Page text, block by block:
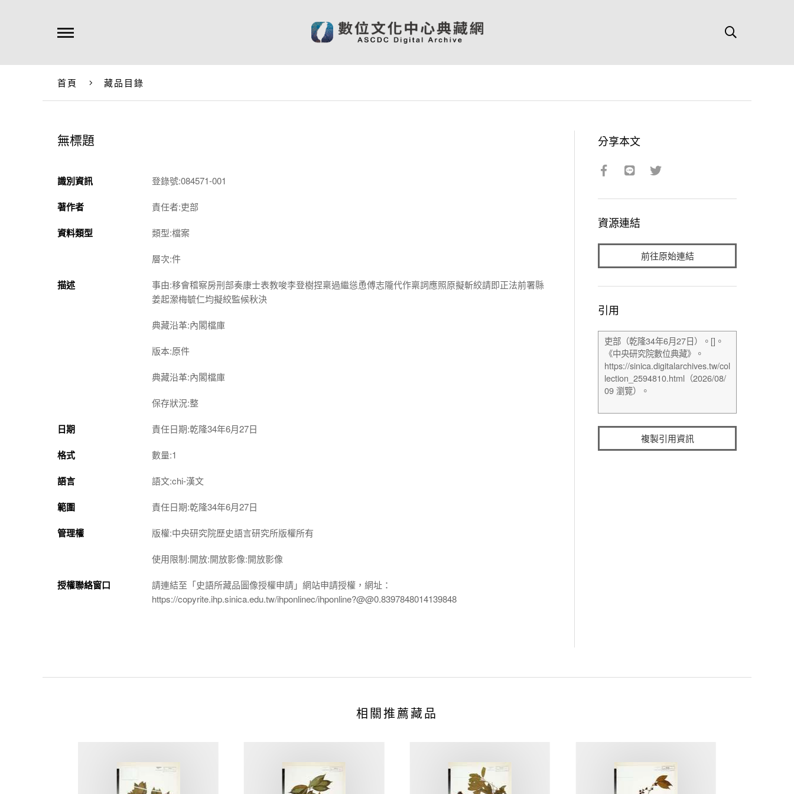
首頁 藏品目錄
無標題
識別資訊 登錄號:084571-001
著作者 責任者:吏部
資料類型 類型:檔案
層次:件
描述
事由:移會稽察房刑部奏康士表教唆李登樹捏稟過繼慫恿傅志隴代作稟詞應照原擬斬絞請即正法前署縣
姜起瀠梅毓仁均擬絞監候秋決
典藏沿革:內閣檔庫
版本:原件
典藏沿革:內閣檔庫
保存狀況:整
日期 責任日期:乾隆34年6月27日
格式 數量:1
語言 語文:chi-漢文
範圍 責任日期:乾隆34年6月27日
管理權 版權:中央研究院歷史語言研究所版權所有
使用限制:開放:開放影像:開放影像
授權聯絡窗口
請連結至「史語所藏品圖像授權申請」網站申請授權，網址：
https://copyrite.ihp.sinica.edu.tw/ihponlinec/ihponline?@@0.8397848014139848
分享本文
資源連結
前往原始連結
引用
複製引用資訊
相關推薦藏品